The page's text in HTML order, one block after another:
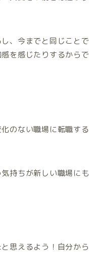
、今までと同じことで
を感じたりするからで
のない職場に転職する
持ちが新しい職場にも
思えるよう！自分から